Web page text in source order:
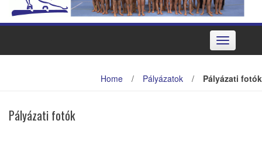
Toggle
navigation
Home / Pályázatok / Pályázati fotók
Pályázati fotók